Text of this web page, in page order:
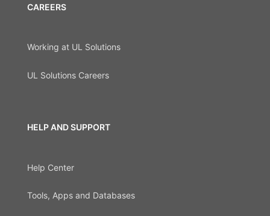
CAREERS
Working at UL Solutions
UL Solutions Careers
HELP AND SUPPORT
Help Center
Tools, Apps and Databases